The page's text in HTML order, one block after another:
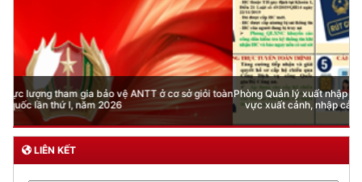
Phòng Quản lý xuất nhập cảnh: Hướng dẫn những quy định mới trong lĩnh
vực xuất cảnh, nhập cảnh của công dân việt nam từ ngày 01/7/2026
LIÊN KẾT